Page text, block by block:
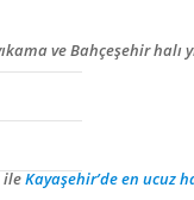
ve Bahçeşehir halı
ileKayaşehir’de en ucuz